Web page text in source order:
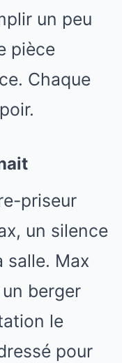
un peu
pièce
Chaque
priseur
un silence
salle. Max
berger
le
pour